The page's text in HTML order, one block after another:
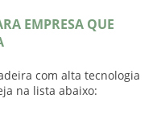
EMPRESA QUE
com alta tecnologia
na lista abaixo: